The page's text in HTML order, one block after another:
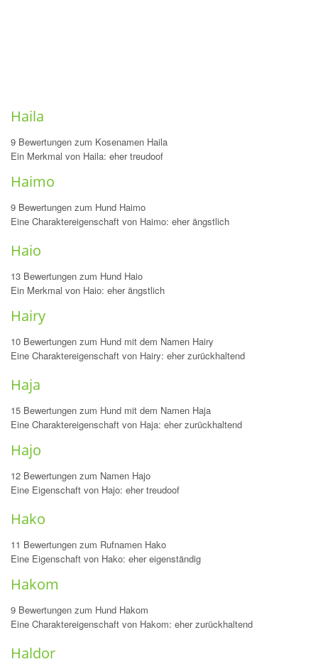
Haila
9 Bewertungen zum Kosenamen Haila
Ein Merkmal von Haila: eher treudoof
Haimo
9 Bewertungen zum Hund Haimo
Eine Charaktereigenschaft von Haimo: eher ängstlich
Haio
13 Bewertungen zum Hund Haio
Ein Merkmal von Haio: eher ängstlich
Hairy
10 Bewertungen zum Hund mit dem Namen Hairy
Eine Charaktereigenschaft von Hairy: eher zurückhaltend
Haja
15 Bewertungen zum Hund mit dem Namen Haja
Eine Charaktereigenschaft von Haja: eher zurückhaltend
Hajo
12 Bewertungen zum Namen Hajo
Eine Eigenschaft von Hajo: eher treudoof
Hako
11 Bewertungen zum Rufnamen Hako
Eine Eigenschaft von Hako: eher eigenständig
Hakom
9 Bewertungen zum Hund Hakom
Eine Charaktereigenschaft von Hakom: eher zurückhaltend
Haldor